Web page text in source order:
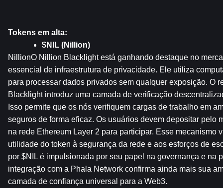
Tokens em alta:
$NIL (Nillion)
NillionO Nillion Blacklight está ganhando destaque no
essencial de infraestrutura de privacidade. Ele utiliza
para processar dados privados sem qualquer exposição. O
Blacklight introduz uma camada de verificação
Isso permite que os nós verifiquem cargas de trabalho em
seguros de forma eficaz. Os usuários devem depositar pelo
na rede Ethereum Layer 2 para participar. Esse mecanismo
utilidade do token à segurança da rede e aos esforços de
por $NIL é impulsionada por seu papel na governança e na
integração com a Phala Network confirma ainda mais sua
camada de confiança universal para a Web3.